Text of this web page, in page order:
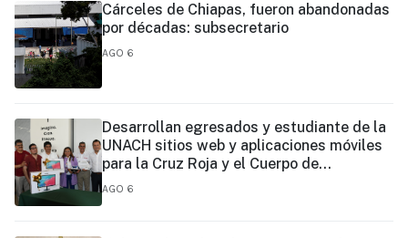
Cárceles de Chiapas, fueron abandonadas
por décadas: subsecretario
AGO 6
Desarrollan egresados y estudiante de la
UNACH sitios web y aplicaciones móviles
para la Cruz Roja y el Cuerpo de
Bomberos de Tapachula
AGO 6